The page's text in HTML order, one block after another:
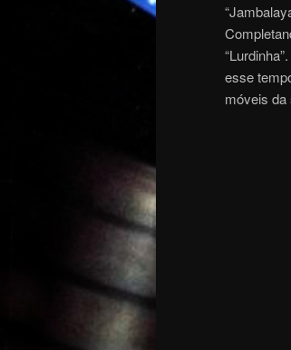
esse
móveis da